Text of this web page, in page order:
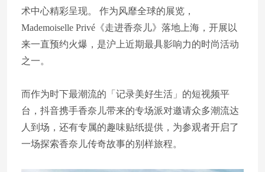
术中心精彩呈现。 作为风靡全球的展览，
Mademoiselle Privé《走进香奈儿》落地上海，开展以
来一直预约火爆，是沪上近期最具影响力的时尚活动
之一。
而作为时下最潮流的「记录美好生活」的短视频平
台，抖音携手香奈儿带来的专场派对邀请众多潮流达
人到场，还有专属的趣味贴纸提供，为参观者开启了
一场探索香奈儿传奇故事的别样旅程。